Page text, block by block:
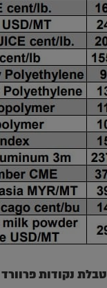
טבלת נקודות פרוורד